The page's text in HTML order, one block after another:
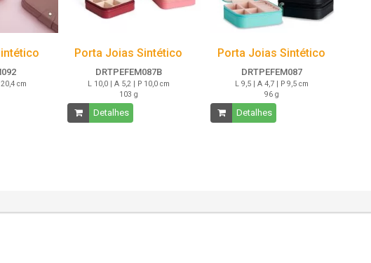
cm
Porta Joias Sintético
DRTPEFEM087B
L 10,0 | A 5,2 | P 10,0 cm
103 g
Detalhes
Porta Joias Sintético
DRTPEFEM087
L 9,5 | A 4,7 | P 9,5 cm
96 g
Detalhes